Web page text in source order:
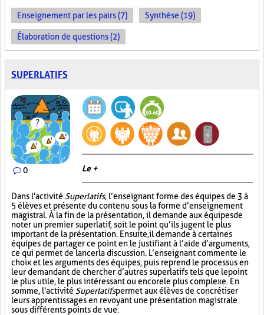
Enseignement par les pairs (7) Synthèse (19)
Élaboration de questions (2)
SUPERLATIFS
0 Le +
Dans l'activité Superlatifs, l’enseignant forme des équipes de 3 à
5 élèves et présente du contenu sous la forme d’enseignement
magistral. À la fin de la présentation, il demande aux équipes de
noter un premier superlatif, soit le point qu’ils jugent le plus
important de la présentation. Ensuite, il demande à certaines
équipes de partager ce point en le justifiant à l’aide d’arguments,
ce qui permet de lancer la discussion. L’enseignant commente le
choix et les arguments des équipes, puis reprend le processus en
leur demandant de chercher d’autres superlatifs tels que le point
le plus utile, le plus intéressant ou encore le plus complexe. En
somme, l'activité Superlatifspermet aux élèves de concrétiser
leurs apprentissages en revoyant une présentation magistrale
sous différents points de vue.